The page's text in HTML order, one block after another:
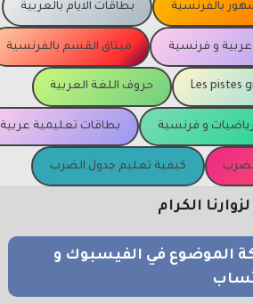
بالفرنسية بطاقات الايام بالعربية
و فرنسية ميثاق القسم بالفرنسية
Les pistes حروف اللغة العربية
و فرنسية بطاقات تعليمية عربية
كيفية تعليم جدول الضرب
الكرام
الموضوع في الفيسبوك و